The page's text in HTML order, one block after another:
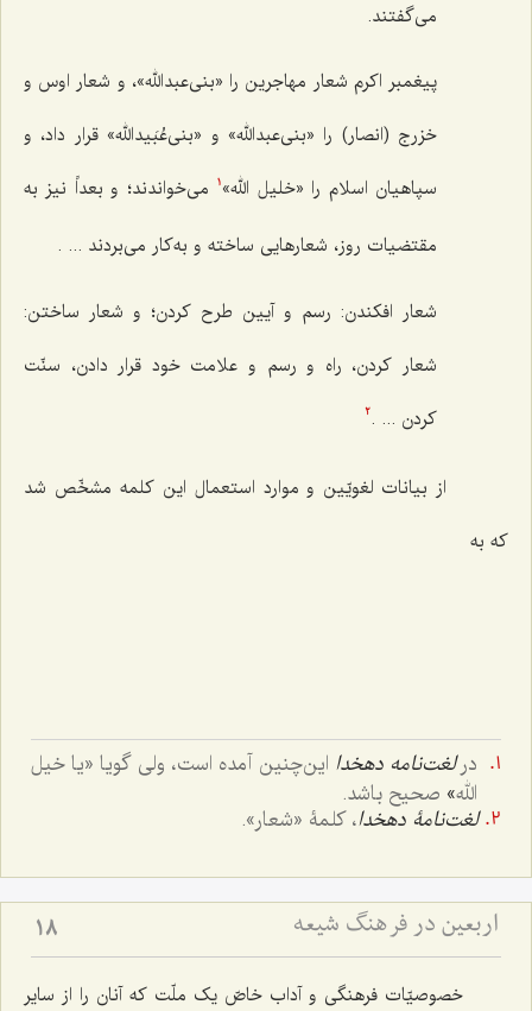
می‌گفتند.
پیغمبر اکرم شعار مهاجرین را «بنی‌عبدالله»، و شعار اوس و
خزرج (انصار) را «بنی‌عبدالله» و «بنی‌عُبَیدالله» قرار داد، و
سپاهیان اسلام را «خلیل الله» 1
می‌خواندند؛ و بعداً نیز به
مقتضیات روز، شعارهایی ساخته و به‌کار می‌بردند ... .
شعار افکندن: رسم و آیین طرح کردن؛ و شعار ساختن:
شعار کردن، راه و رسم و علامت خود قرار دادن، سنّت
کردن ... .2
از بیانات لغویّین و موارد استعمال این کلمه مشخّص شد
که به
درلغت‌نامه دهخدا این‌چنین آمده است، ولی گویا «یا خیل
الله» صحیح باشد.
لغت‌نامۀ دهخدا، کلمۀ «شعار».
اربعین در فرهنگ شیعه 18
خصوصیّات فرهنگی و آداب خاصّ یک ملّت که آنان را از سایر